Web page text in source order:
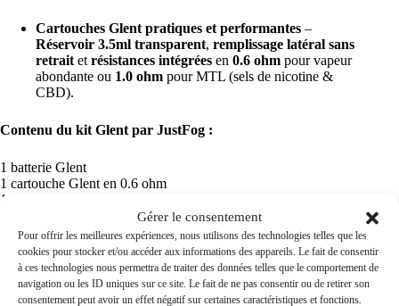
Gérer le consentement
Pour offrir les meilleures expériences, nous utilisons des technologies telles que les
cookies pour stocker et/ou accéder aux informations des appareils. Le fait de consentir
à ces technologies nous permettra de traiter des données telles que le comportement de
navigation ou les ID uniques sur ce site. Le fait de ne pas consentir ou de retirer son
consentement peut avoir un effet négatif sur certaines caractéristiques et fonctions.
Cartouches Glent pratiques et performantes –
Réservoir 3.5ml transparent, remplissage latéral sans
retrait et résistances intégrées en 0.6 ohm pour vapeur
abondante ou 1.0 ohm pour MTL (sels de nicotine &
CBD).
Contenu du kit Glent par JustFog :
1 batterie Glent
1 cartouche Glent en 0.6 ohm
1 manuel d’utilisation
Attention, le câble USB-C n’est pas fourni
L’utilisation de ce produit est strictement interdit au
moins de 18 ans, aux femmes enceintes, allaitantes,
problèmes cardiaques.